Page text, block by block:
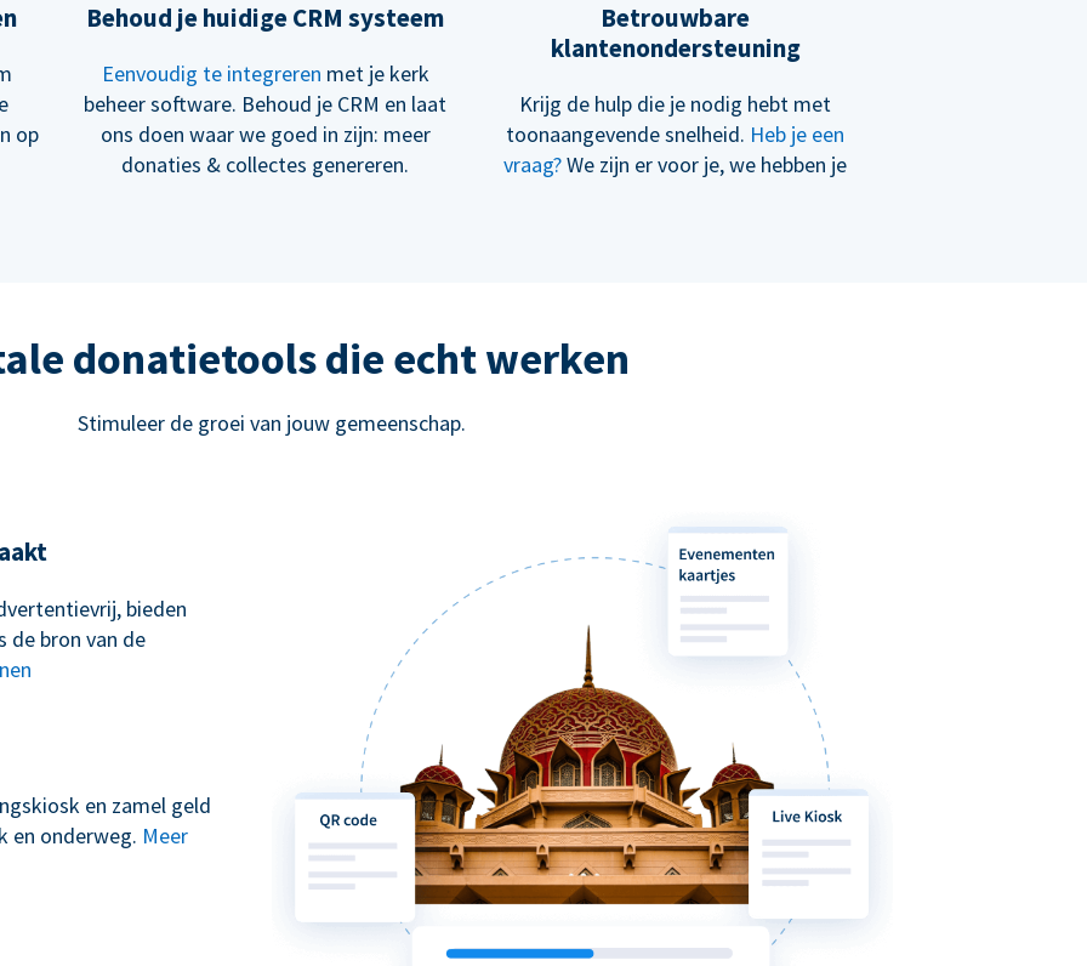
op
Behoud je huidige CRM systeem
Eenvoudig te integreren met je kerk
beheer software. Behoud je CRM en laat
ons doen waar we goed in zijn: meer
donaties & collectes genereren.
Betrouwbare
klantenondersteuning
Krijg de hulp die je nodig hebt met
toonaangevende snelheid. Heb je een
vraag?We zijn er voor je, we hebben je
donatietools die echt werken
Stimuleer de groei van jouw gemeenschap.
bieden
de bron van de
en zamel geld
en onderweg. Meer